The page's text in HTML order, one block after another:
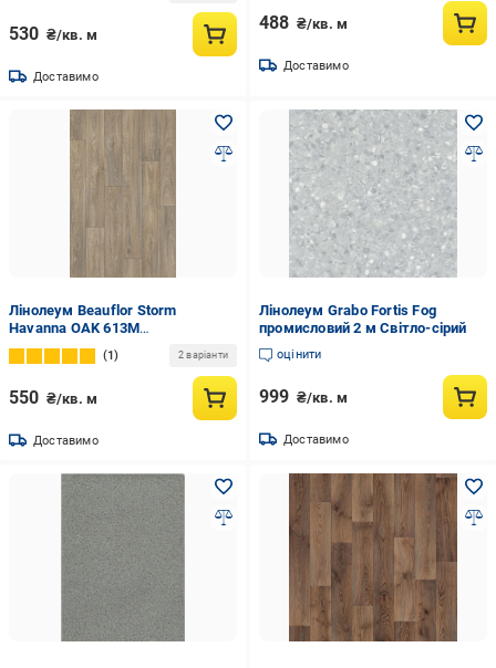
530 ₴/кв. м
Доставимо
488 ₴/кв. м
Доставимо
Лінолеум Beauflor Storm
Havanna OAK 613M
напівкомерційний 4 м Дерево
1 2 варіанти
550 ₴/кв. м
Доставимо
Лінолеум Grabo Fortis Fog
промисловий 2 м Світло-сірий
оцінити
999 ₴/кв. м
Доставимо